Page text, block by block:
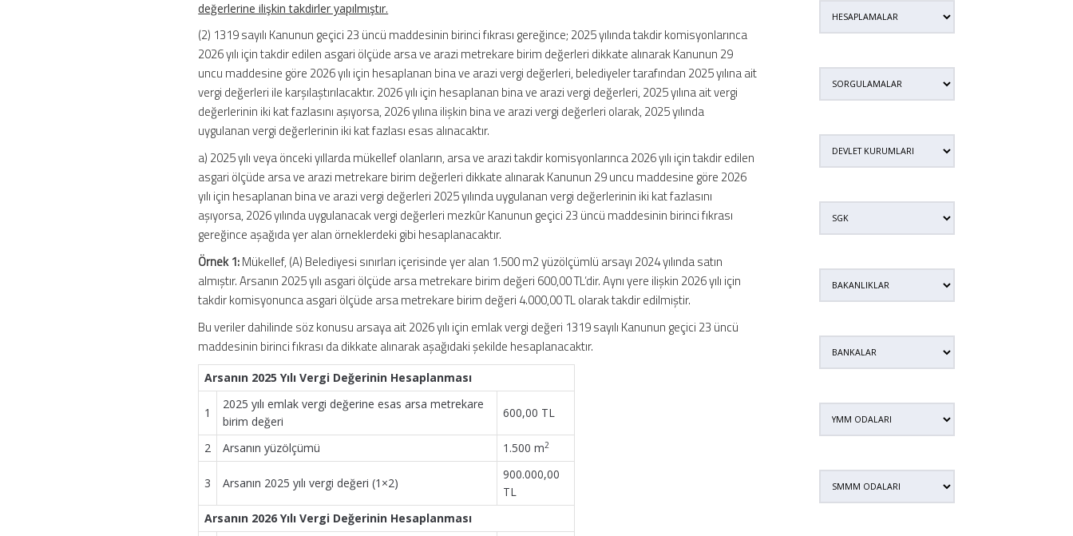
değerlerine ilişkin takdirler yapılmıştır.
(2) 1319 sayılı Kanunun geçici 23 üncü maddesinin birinci fıkrası gereğince; 2025 yılında takdir komisyonlarınca
2026 yılı için takdir edilen asgari ölçüde arsa ve arazi metrekare birim değerleri dikkate alınarak Kanunun 29
uncu maddesine göre 2026 yılı için hesaplanan bina ve arazi vergi değerleri, belediyeler tarafından 2025 yılına ait
vergi değerleri ile karşılaştırılacaktır. 2026 yılı için hesaplanan bina ve arazi vergi değerleri, 2025 yılına ait vergi
değerlerinin iki kat fazlasını aşıyorsa, 2026 yılına ilişkin bina ve arazi vergi değerleri olarak, 2025 yılında
uygulanan vergi değerlerinin iki kat fazlası esas alınacaktır.
a) 2025 yılı veya önceki yıllarda mükellef olanların, arsa ve arazi takdir komisyonlarınca 2026 yılı için takdir edilen
asgari ölçüde arsa ve arazi metrekare birim değerleri dikkate alınarak Kanunun 29 uncu maddesine göre 2026
yılı için hesaplanan bina ve arazi vergi değerleri 2025 yılında uygulanan vergi değerlerinin iki kat fazlasını
aşıyorsa, 2026 yılında uygulanacak vergi değerleri mezkûr Kanunun geçici 23 üncü maddesinin birinci fıkrası
gereğince aşağıda yer alan örneklerdeki gibi hesaplanacaktır.
Örnek 1:Mükellef, (A) Belediyesi sınırları içerisinde yer alan 1.500 m2 yüzölçümlü arsayı 2024 yılında satın
almıştır. Arsanın 2025 yılı asgari ölçüde arsa metrekare birim değeri 600,00 TL’dir. Aynı yere ilişkin 2026 yılı için
takdir komisyonunca asgari ölçüde arsa metrekare birim değeri 4.000,00 TL olarak takdir edilmiştir.
Bu veriler dahilinde söz konusu arsaya ait 2026 yılı için emlak vergi değeri 1319 sayılı Kanunun geçici 23 üncü
maddesinin birinci fıkrası da dikkate alınarak aşağıdaki şekilde hesaplanacaktır.
Arsanın 2025 Yılı Vergi Değerinin Hesaplanması
1
2025 yılı emlak vergi değerine esas arsa metrekare
birim değeri
600,00 TL
2 Arsanın yüzölçümü 1.500 m2
3 Arsanın 2025 yılı vergi değeri (1×2)
900.000,00
TL
Arsanın 2026 Yılı Vergi Değerinin Hesaplanması